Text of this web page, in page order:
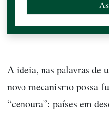
A ideia, nas palavras de
novo mecanismo possa
“cenoura”: países em